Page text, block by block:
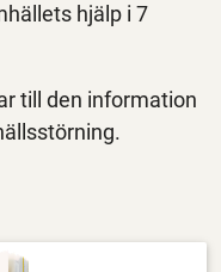
hjälp i 7
till den information